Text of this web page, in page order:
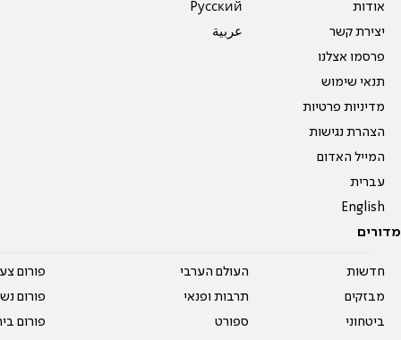
אודות
יצירת קשר
פרסמו אצלנו
תנאי שימוש
מדיניות פרטיות
הצהרת נגישות
המייל האדום
עברית
English
Pусский
عربية
מדורים
חדשות
מבזקים
ביטחוני
העולם הערבי
תרבות ופנאי
ספורט
פורום
פורום
פורום